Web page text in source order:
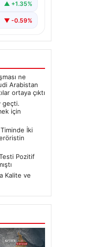
▲ +1.35%
▼ -0.59%
ne
Arabistan
ortaya çıktı
geçti.
için
İki
Pozitif
Kalite ve